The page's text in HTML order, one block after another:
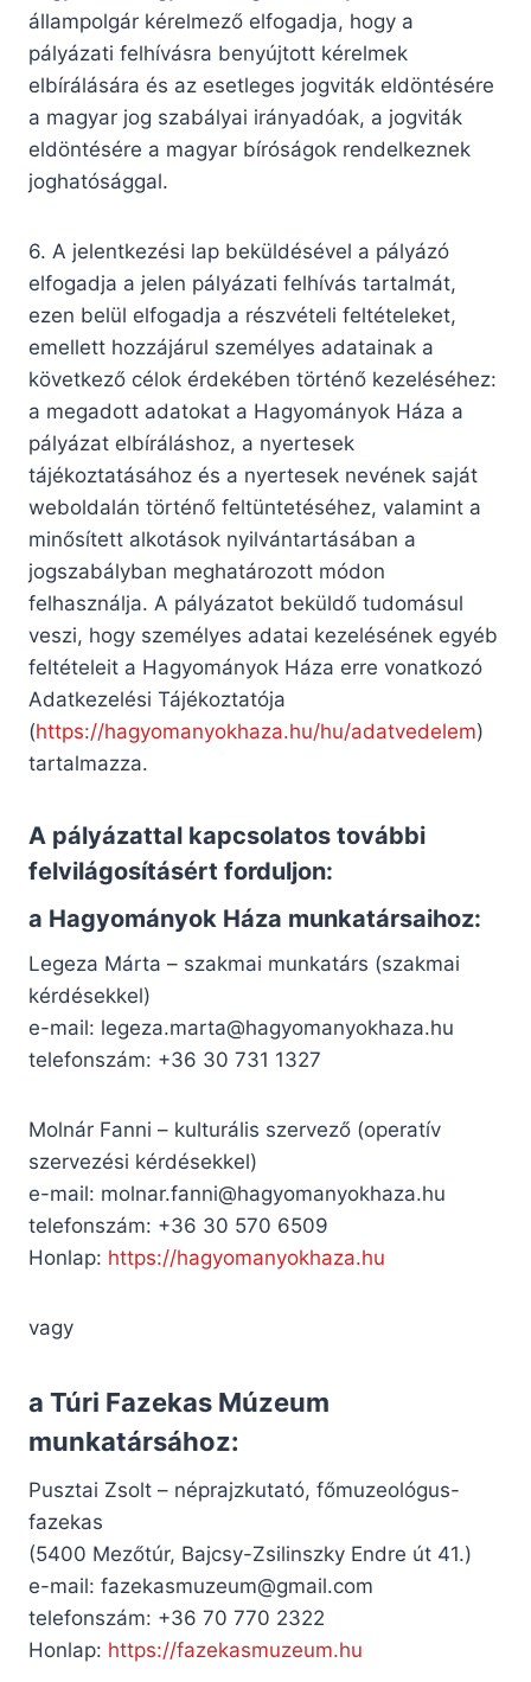
állampolgár kérelmező elfogadja, hogy a
pályázati felhívásra benyújtott kérelmek
elbírálására és az esetleges jogviták eldöntésére
a magyar jog szabályai irányadóak, a jogviták
eldöntésére a magyar bíróságok rendelkeznek
joghatósággal.
6. A jelentkezési lap beküldésével a pályázó
elfogadja a jelen pályázati felhívás tartalmát,
ezen belül elfogadja a részvételi feltételeket,
emellett hozzájárul személyes adatainak a
következő célok érdekében történő kezeléséhez:
a megadott adatokat a Hagyományok Háza a
pályázat elbíráláshoz, a nyertesek
tájékoztatásához és a nyertesek nevének saját
weboldalán történő feltüntetéséhez, valamint a
minősített alkotások nyilvántartásában a
jogszabályban meghatározott módon
felhasználja. A pályázatot beküldő tudomásul
veszi, hogy személyes adatai kezelésének egyéb
feltételeit a Hagyományok Háza erre vonatkozó
Adatkezelési Tájékoztatója
(https://hagyomanyokhaza.hu/hu/adatvedelem)
tartalmazza.
A pályázattal kapcsolatos további
felvilágosításért forduljon:
a Hagyományok Háza munkatársaihoz:
Legeza Márta – szakmai munkatárs (szakmai
kérdésekkel)
e-mail: legeza.marta@hagyomanyokhaza.hu
telefonszám: +36 30 731 1327
Molnár Fanni – kulturális szervező (operatív
szervezési kérdésekkel)
e-mail: molnar.fanni@hagyomanyokhaza.hu
telefonszám: +36 30 570 6509
Honlap: https://hagyomanyokhaza.hu
vagy
a Túri Fazekas Múzeum
munkatársához:
Pusztai Zsolt – néprajzkutató, főmuzeológus-
fazekas
(5400 Mezőtúr, Bajcsy-Zsilinszky Endre út 41.)
e-mail: fazekasmuzeum@gmail.com
telefonszám: +36 70 770 2322
Honlap: https://fazekasmuzeum.hu